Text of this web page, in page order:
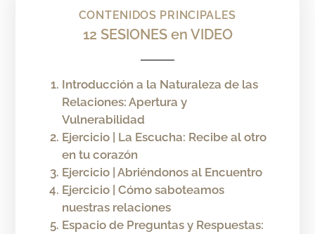
CONTENIDOS PRINCIPALES
12 SESIONES en VIDEO
Introducción a la Naturaleza de las
Relaciones: Apertura y
Vulnerabilidad
Ejercicio | La Escucha: Recibe al otro
en tu corazón
Ejercicio | Abriéndonos al Encuentro
Ejercicio | Cómo saboteamos
nuestras relaciones
Espacio de Preguntas y Respuestas: